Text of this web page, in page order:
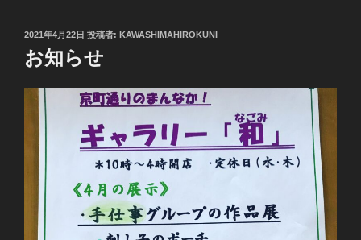
投
稿
日:
2021年4月22日 投稿者: KAWASHIMAHIROKUNI
お知らせ